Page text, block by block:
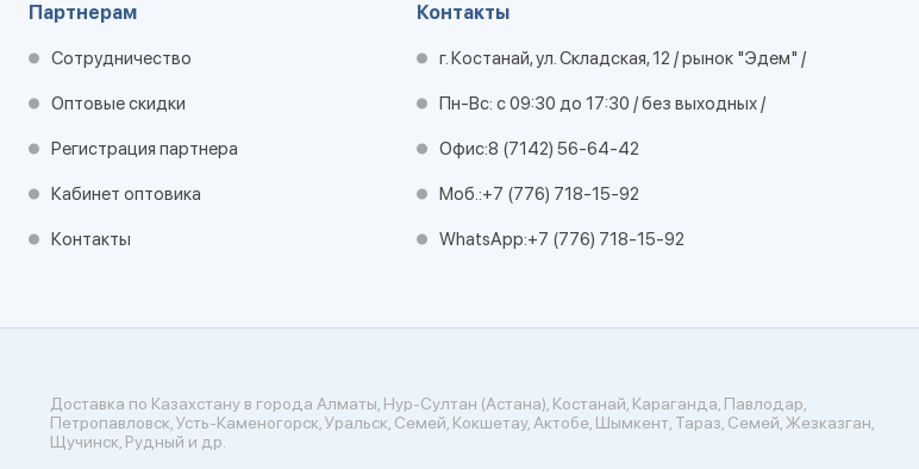
Партнерам
Сотрудничество
Оптовые скидки
Регистрация партнера
Кабинет оптовика
Контакты
Контакты
г. Костанай, ул. Складская, 12 / рынок "Эдем" /
Пн-Вс: с 09:30 до 17:30 / без выходных /
Офис:8 (7142) 56-64-42
Моб.:+7 (776) 718-15-92
WhatsApp:+7 (776) 718-15-92
Доставка по Казахстану в города Алматы, Нур-Султан (Астана), Костанай, Караганда, Павлодар,
Петропавловск, Усть-Каменогорск, Уральск, Семей, Кокшетау, Актобе, Шымкент, Тараз, Семей, Жезказган,
Щучинск, Рудный и др.